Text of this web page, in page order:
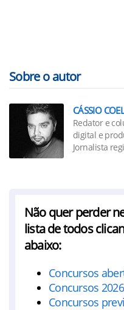
Sobre o autor
CÁSSIO
Redator e
digital e
Jornalista
Não quer perder
lista de todos
abaixo:
Concursos
Concursos 2026
Concursos